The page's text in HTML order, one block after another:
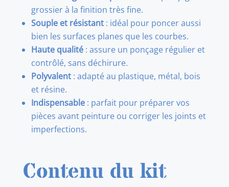
grossier à la finition très fine.
Souple et résistant: idéal pour poncer aussi
bien les surfaces planes que les courbes.
Haute qualité: assure un ponçage régulier et
contrôlé, sans déchirure.
Polyvalent: adapté au plastique, métal, bois
et résine.
Indispensable: parfait pour préparer vos
pièces avant peinture ou corriger les joints et
imperfections.
Contenu du kit